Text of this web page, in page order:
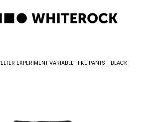
EXPERIMENT VARIABLE HIKE PANTS_ BLACK